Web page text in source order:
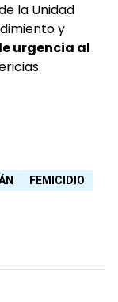
la Unidad
y
urgencia al
FEMICIDIO